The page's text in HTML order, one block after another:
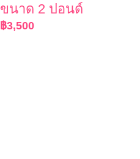
ขนาด 2 ปอนด์
฿3,500